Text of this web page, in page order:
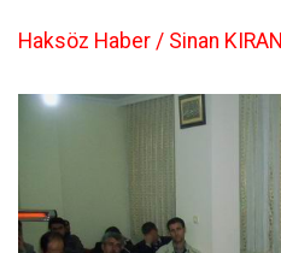
Haksöz Haber / Sinan